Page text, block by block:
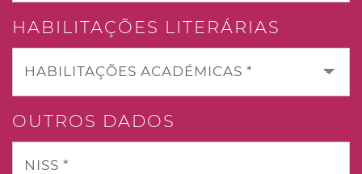
HABILITAÇÕES LITERÁRIAS
HABILITAÇÕES ACADÉMICAS *
OUTROS DADOS
NISS *